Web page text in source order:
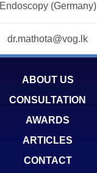
Endoscopy (Germany)
dr.mathota@vog.lk
ABOUT US
CONSULTATION
AWARDS
ARTICLES
CONTACT